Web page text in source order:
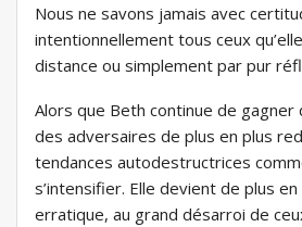
Nous ne savons jamais avec
intentionnellement tous ceux
distance ou simplement par pur
Alors que Beth continue de gagner
des adversaires de plus en plus
tendances autodestructrices
s’intensifier. Elle devient de plus
erratique, au grand désarroi de